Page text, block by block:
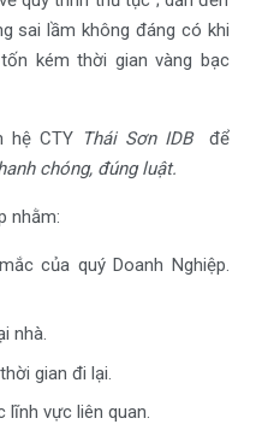
sai lầm không đáng có khi
kém thời gian vàng bạc
hệ CTY Thái Sơn IDBđể
chóng, đúng luật.
nhằm:
của quý Doanh Nghiệp.
nhà.
gian đi lại.
vực liên quan.